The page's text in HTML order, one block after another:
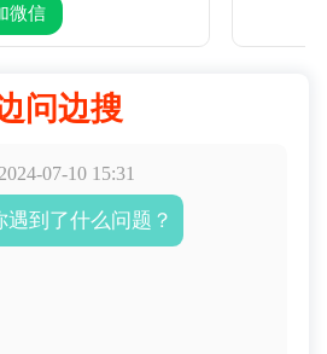
微信
问边搜
2024-07-10 15:31
遇到了什么问题？